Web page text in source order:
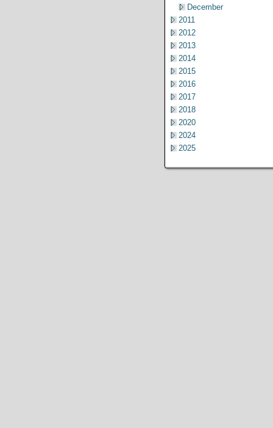
December
2011
2012
2013
2014
2015
2016
2017
2018
2020
2024
2025